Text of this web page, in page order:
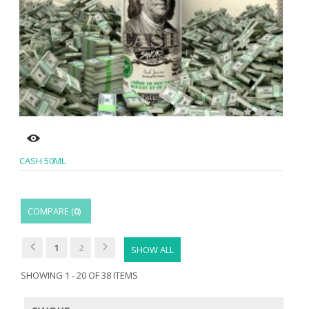
CASH 50ML
COMPARE (0)
SHOW ALL
1 2
SHOWING 1 - 20 OF 38 ITEMS